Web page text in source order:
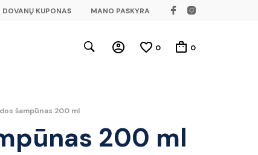
DOVANŲ KUPONAS MANO PASKYRA
0 0
šampūnas 200 ml
200 ml